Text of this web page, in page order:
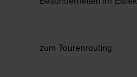
zum Tourenrouting